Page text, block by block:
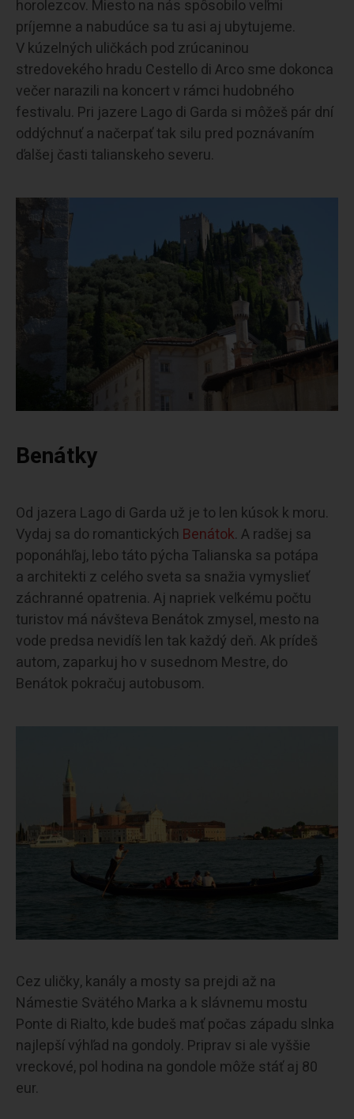
horolezcov. Miesto na nás spôsobilo veľmi
príjemne a nabudúce sa tu asi aj ubytujeme.
V kúzelných uličkách pod zrúcaninou
stredovekého hradu Cestello di Arco sme dokonca
večer narazili na koncert v rámci hudobného
festivalu. Pri jazere Lago di Garda si môžeš pár dní
oddýchnuť a načerpať tak silu pred poznávaním
ďalšej časti talianskeho severu.
Benátky
Od jazera Lago di Garda už je to len kúsok k moru.
Vydaj sa do romantických Benátok. A radšej sa
poponáhľaj, lebo táto pýcha Talianska sa potápa
a architekti z celého sveta sa snažia vymyslieť
záchranné opatrenia. Aj napriek veľkému počtu
turistov má návšteva Benátok zmysel, mesto na
vode predsa nevidíš len tak každý deň. Ak prídeš
autom, zaparkuj ho v susednom Mestre, do
Benátok pokračuj autobusom.
Cez uličky, kanály a mosty sa prejdi až na
Námestie Svätého Marka a k slávnemu mostu
Ponte di Rialto, kde budeš mať počas západu slnka
najlepší výhľad na gondoly. Priprav si ale vyššie
vreckové, pol hodina na gondole môže stáť aj 80
eur.